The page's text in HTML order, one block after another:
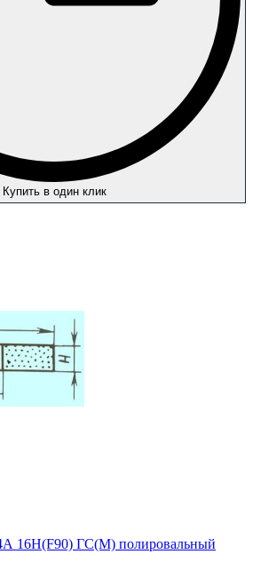
Купить в один клик
16Н(F90) ГС(M) полировальный